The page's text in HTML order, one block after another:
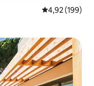
Gemiddelde
4,92 (199)